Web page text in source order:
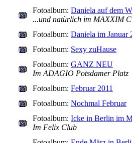
Fotoalbum: Daniela auf dem
...und natürlich im MAXXIM
Fotoalbum: Daniela im Januar
Fotoalbum: Sexy zuHause
Fotoalbum: GANZ NEU
Im ADAGIO Potsdamer Platz
Fotoalbum: Februar 2011
Fotoalbum: Nochmal Februar
Fotoalbum: Icke in Berlin im
Im Felix Club